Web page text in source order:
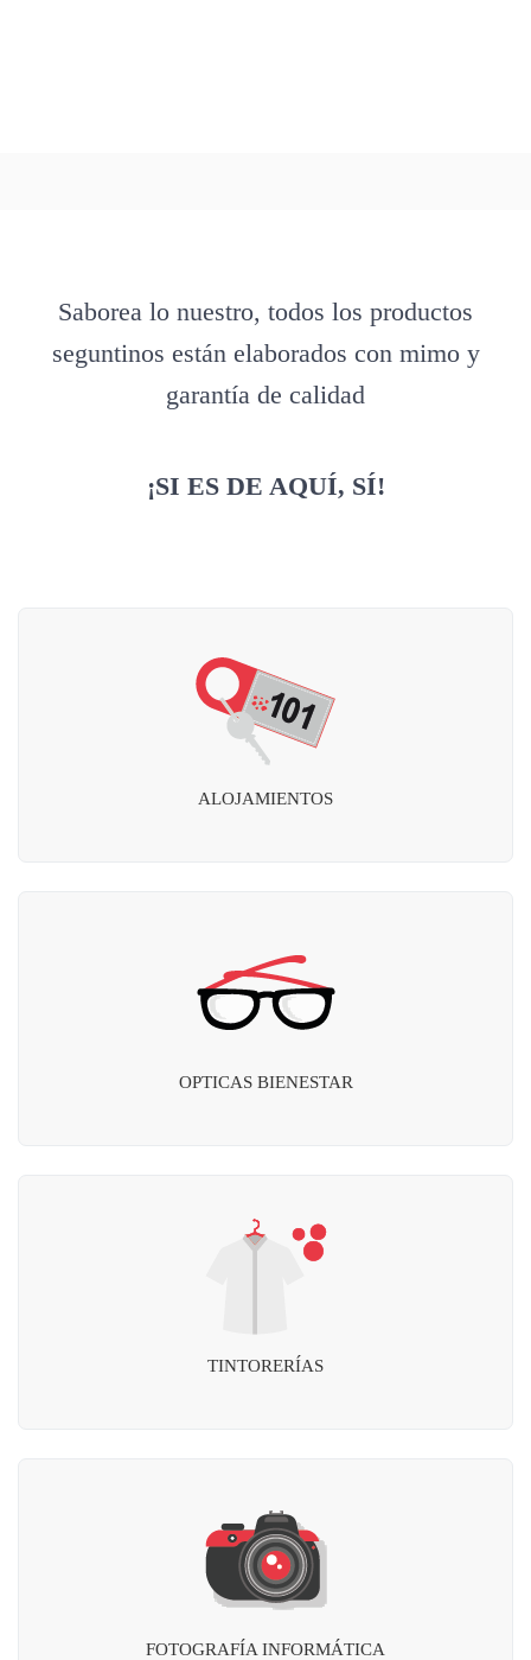
Saborea lo nuestro, todos los productos
seguntinos están elaborados con mimo y
garantía de calidad
¡SI ES DE AQUÍ, SÍ!
ALOJAMIENTOS
OPTICAS BIENESTAR
TINTORERÍAS
FOTOGRAFÍA INFORMÁTICA